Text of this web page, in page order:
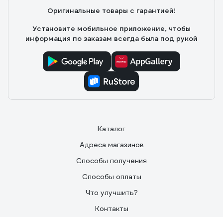
Оригинальные товары с гарантией!
Установите мобильное приложение, чтобы
информация по заказам всегда была под рукой
Каталог
Адреса магазинов
Способы получения
Способы оплаты
Что улучшить?
Контакты